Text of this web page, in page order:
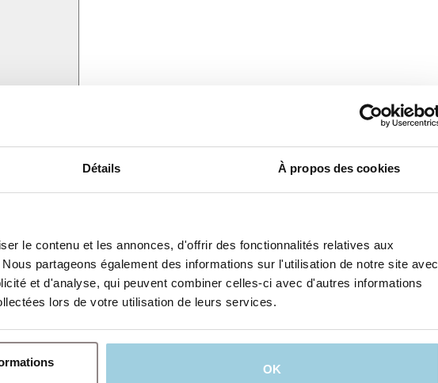
Détails À propos des cookies
le contenu et les annonces, d'offrir des fonctionnalités relatives aux
partageons également des informations sur l'utilisation de notre site avec
et d'analyse, qui peuvent combiner celles-ci avec d'autres informations
lors de votre utilisation de leurs services.
OK
pendant le sommeil.
le sommeil.
pendant le sommeil
ajustement
l’adhésif et l’ECH Provox Life pour plus de sécurité et de confort.